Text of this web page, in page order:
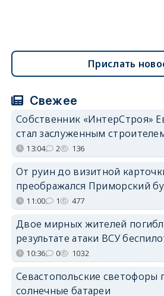
Прислать
Свежее
Собственник «ИнтерСтроя»
стал заслуженным
13:04 2 136
От руин до визитной
преображался Приморский
11:00 1 477
Двое мирных жителей
результате атаки ВСУ
10:36 0 1032
Севастопольские светофоры
солнечные батареи